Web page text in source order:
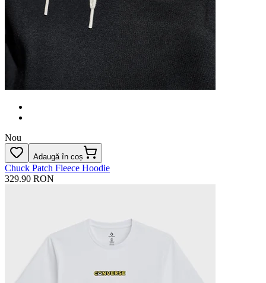
Nou
Adaugă în coș
Chuck Patch Fleece Hoodie
329.90 RON